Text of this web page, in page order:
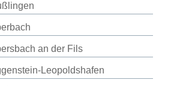
an der Fils
Leopoldshafen